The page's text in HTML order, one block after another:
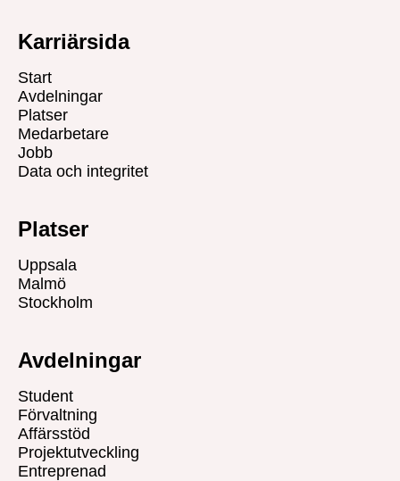
Karriärsida
Start
Avdelningar
Platser
Medarbetare
Jobb
Data och integritet
Platser
Uppsala
Malmö
Stockholm
Avdelningar
Student
Förvaltning
Affärsstöd
Projektutveckling
Entreprenad